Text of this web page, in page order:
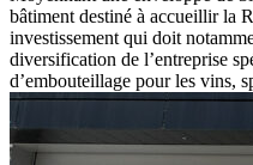
bâtiment destiné à accueillir la
investissement qui doit
diversification de l’entreprise
d’embouteillage pour les vins,